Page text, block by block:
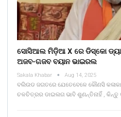
ସୋସିଆଲ ମିଡ଼ିଆ X ରେ ଡିସ୍କୋ
ଅଜବ-ଗଜବ ବୟାନ ଭାଇରଲ
Sakala Khabar Aug 14, 2025
ବଲିଉଡ ଜଗତରେ ଯେତେବେଳେ କୌଣସି
ଚଳଚିତ୍ରର ଡାଇଲଗ ଭାବି ଶୁଣନ୍ତିନାହିଁ , କିନ୍ତୁ